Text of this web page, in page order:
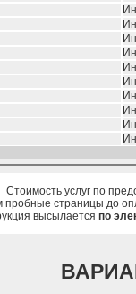
Стоимость услуг по
пробные страницы до
высылается по